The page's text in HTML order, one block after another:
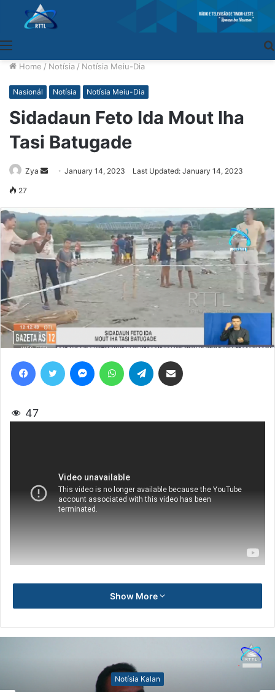
Home / Notísia / Notísia Meiu-Dia
Nasionál Notísia Notísia Meiu-Dia
Sidadaun Feto Ida Mout Iha
Tasi Batugade
Zya
SendJanuary 14, 2023 Last Updated: January 14, 2023
27
47
Show More
Notísia Kalan